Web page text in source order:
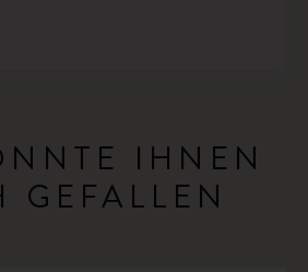
IHNEN
GEFALLEN